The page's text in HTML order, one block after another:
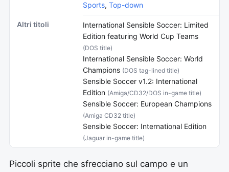
Sports, Top-down
Altri titoli
International Sensible Soccer: Limited
Edition featuring World Cup Teams
(DOS title)
International Sensible Soccer: World
Champions (DOS tag-lined title)
Sensible Soccer v1.2: International
Edition (Amiga/CD32/DOS in-game title)
Sensible Soccer: European Champions
(Amiga CD32 title)
Sensible Soccer: International Edition
(Jaguar in-game title)
Piccoli sprite che sfrecciano sul campo e un